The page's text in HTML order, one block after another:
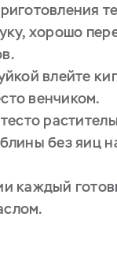
хорошо
влейте
венчиком.
без яиц
каждый